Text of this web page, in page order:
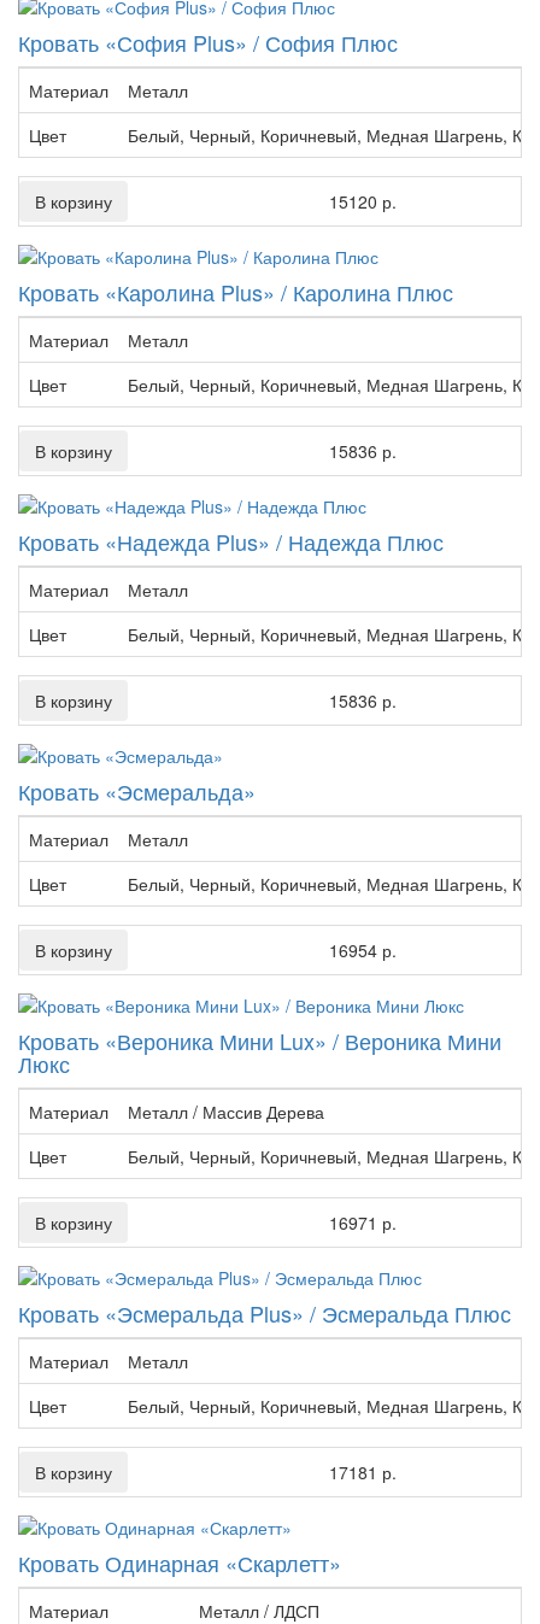
Кровать «София Plus» / София Плюс
Материал
Металл
Цвет
Белый, Черный, Коричневый, Медная Шагрень,
В корзину 15120 р.
Кровать «Каролина Plus» / Каролина Плюс
Материал
Металл
Цвет
Белый, Черный, Коричневый, Медная Шагрень,
В корзину 15836 р.
Кровать «Надежда Plus» / Надежда Плюс
Материал
Металл
Цвет
Белый, Черный, Коричневый, Медная Шагрень,
В корзину 15836 р.
Кровать «Эсмеральда»
Материал
Металл
Цвет
Белый, Черный, Коричневый, Медная Шагрень,
В корзину 16954 р.
Кровать «Вероника Мини Lux» / Вероника Мини
Люкс
Материал
Металл / Массив Дерева
Цвет
Белый, Черный, Коричневый, Медная Шагрень,
В корзину 16971 р.
Кровать «Эсмеральда Plus» / Эсмеральда Плюс
Материал
Металл
Цвет
Белый, Черный, Коричневый, Медная Шагрень,
В корзину 17181 р.
Кровать Одинарная «Скарлетт»
Материал
Металл / ЛДСП